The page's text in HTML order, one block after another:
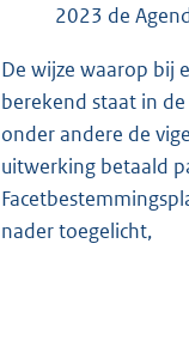
2023 de
De wijze waarop bij
berekend staat in
onder andere de
uitwerking betaald
nader toegelicht,